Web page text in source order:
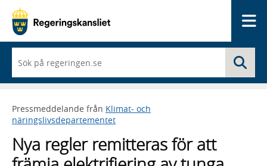
du
börjar
skriva
framträder
en
med
sökförslag
Pressmeddelande från Klimat- och
näringslivsdepartementet
Nya regler remitteras för att